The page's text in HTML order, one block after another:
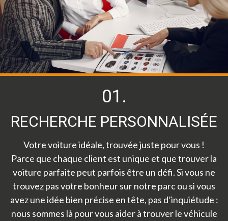
01.
RECHERCHE PERSONNALISÉE
Votre voiture idéale, trouvée juste pour vous !
Parce que chaque client est unique et que trouver la
voiture parfaite peut parfois être un défi. Si vous ne
trouvez pas votre bonheur sur notre parc ou si vous
avez une idée bien précise en tête, pas d’inquiétude :
nous sommes là pour vous aider à trouver le véhicule